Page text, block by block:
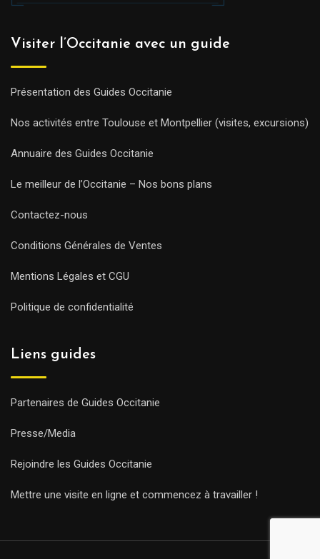
Visiter l’Occitanie avec un guide
Présentation des Guides Occitanie
Nos activités entre Toulouse et Montpellier (visites, excursions)
Annuaire des Guides Occitanie
Le meilleur de l’Occitanie – Nos bons plans
Contactez-nous
Conditions Générales de Ventes
Mentions Légales et CGU
Politique de confidentialité
Liens guides
Partenaires de Guides Occitanie
Presse/Media
Rejoindre les Guides Occitanie
Mettre une visite en ligne et commencez à travailler !